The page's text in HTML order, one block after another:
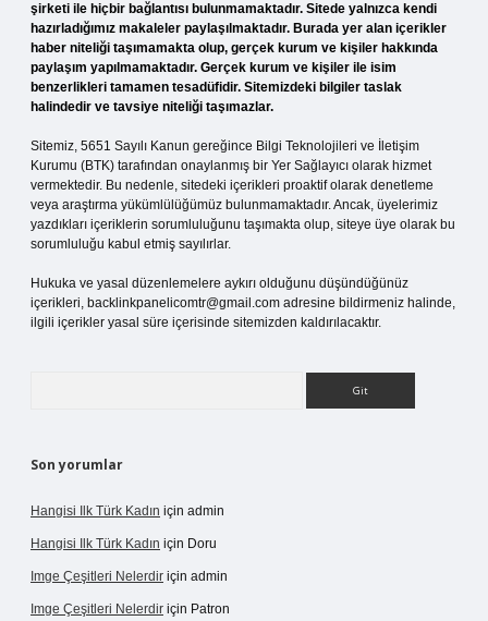
şirketi ile hiçbir bağlantısı bulunmamaktadır. Sitede yalnızca kendi
hazırladığımız makaleler paylaşılmaktadır. Burada yer alan içerikler
haber niteliği taşımamakta olup, gerçek kurum ve kişiler hakkında
paylaşım yapılmamaktadır. Gerçek kurum ve kişiler ile isim
benzerlikleri tamamen tesadüfidir. Sitemizdeki bilgiler taslak
halindedir ve tavsiye niteliği taşımazlar.
Sitemiz, 5651 Sayılı Kanun gereğince Bilgi Teknolojileri ve İletişim
Kurumu (BTK) tarafından onaylanmış bir Yer Sağlayıcı olarak hizmet
vermektedir. Bu nedenle, sitedeki içerikleri proaktif olarak denetleme
veya araştırma yükümlülüğümüz bulunmamaktadır. Ancak, üyelerimiz
yazdıkları içeriklerin sorumluluğunu taşımakta olup, siteye üye olarak bu
sorumluluğu kabul etmiş sayılırlar.
Hukuka ve yasal düzenlemelere aykırı olduğunu düşündüğünüz
içerikleri, backlinkpanelicomtr@gmail.com adresine bildirmeniz halinde,
ilgili içerikler yasal süre içerisinde sitemizden kaldırılacaktır.
Son yorumlar
Hangisi Ilk Türk Kadın için admin
Hangisi Ilk Türk Kadın için Doru
Imge Çeşitleri Nelerdir için admin
Imge Çeşitleri Nelerdir için Patron